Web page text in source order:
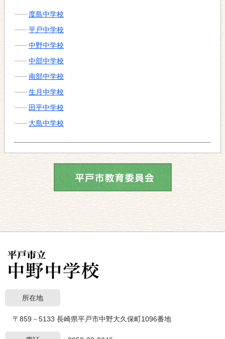
度島中学校
平戸中学校
中野中学校
中部中学校
南部中学校
生月中学校
田平中学校
大島中学校
所在地
〒859－5133 長崎県平戸市中野大久保町1096番地